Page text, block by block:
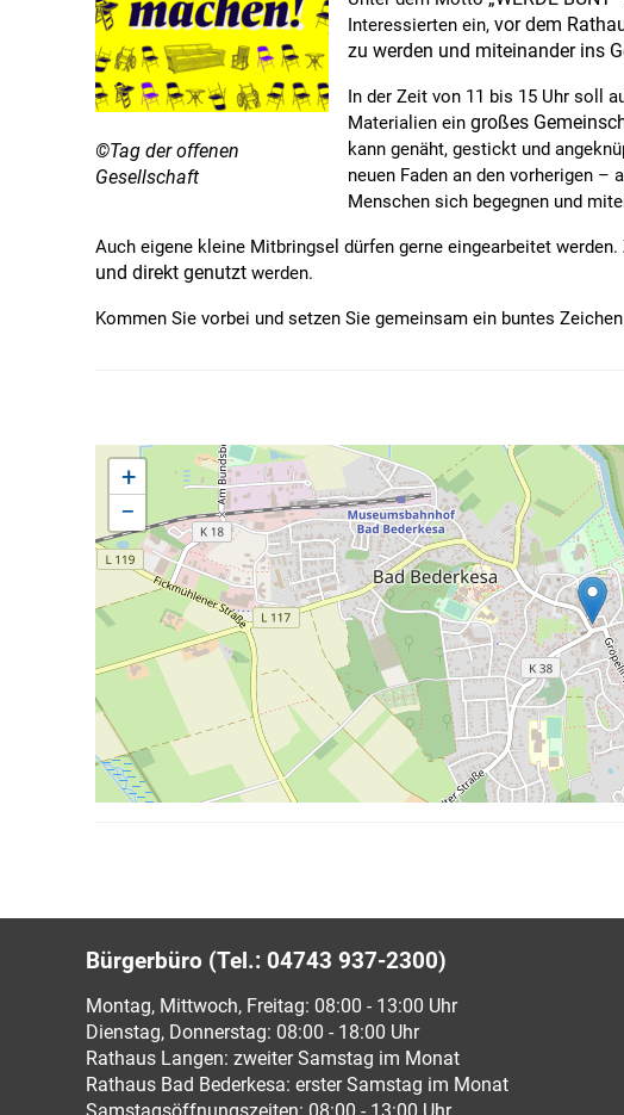
©Tag der offenen
Gesellschaft
Interessierten ein, vor dem
zu werden und miteinander ins
In der Zeit von 11 bis 15 Uhr soll
Materialien ein großes
kann genäht, gestickt und
neuen Faden an den vorherigen –
Menschen sich begegnen und
Auch eigene kleine Mitbringsel dürfen gerne eingearbeitet
und direkt genutzt werden.
Kommen Sie vorbei und setzen Sie gemeinsam ein buntes
+
−
Bürgerbüro (Tel.: 04743 937-2300)
Montag, Mittwoch, Freitag: 08:00 - 13:00 Uhr
Dienstag, Donnerstag: 08:00 - 18:00 Uhr
Rathaus Langen: zweiter Samstag im Monat
Rathaus Bad Bederkesa: erster Samstag im Monat